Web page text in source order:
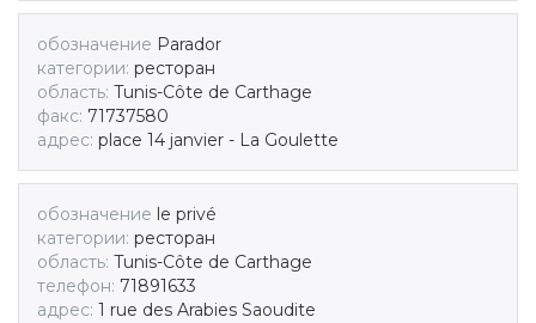
обозначение Parador
категории: ресторан
область: Tunis-Côte de Carthage
факс: 71737580
адрес: place 14 janvier - La Goulette
обозначение le privé
категории: ресторан
область: Tunis-Côte de Carthage
телефон: 71891633
адрес: 1 rue des Arabies Saoudite